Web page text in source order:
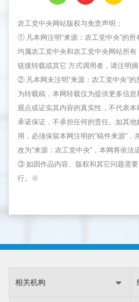
农工党中央网站版权与免责声明：
① 凡本网注明“来源：农工党中央”的
均属农工党中央和农工党中央网站所
链接转载或其它 方式调用者，请注明摘
② 凡本网未注明“来源：农工党中央”
为转载稿，本网转载仅为提供更多信
观点或证实其内容的真实性，不代表
承诺保证，不承担任何的责任。如其
用，必须保留本网注明的"稿件来源"，
改为"来源：农工党中央"，本网将依法
③ 如因作品内容、版权和其它问题需
行。※
相关机构